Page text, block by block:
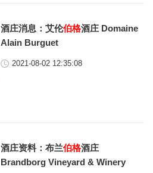
酒庄消息：艾伦伯格酒庄 Domaine
Alain Burguet
2021-08-02 12:35:08
酒庄资料：布兰伯格酒庄
Brandborg Vineyard & Winery